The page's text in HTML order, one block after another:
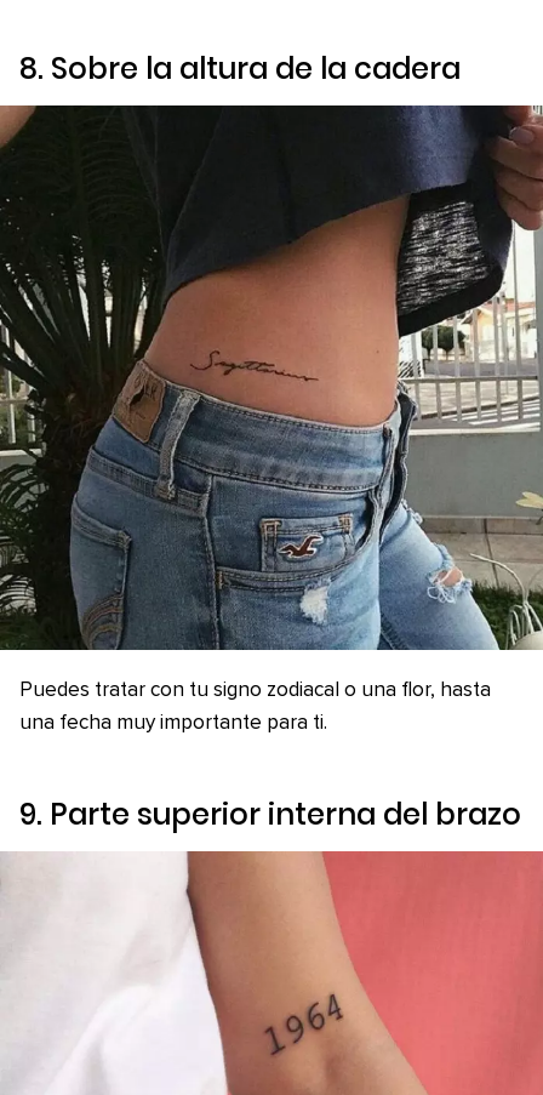
8. Sobre la altura de la cadera
Puedes tratar con tu signo zodiacal o una flor, hasta
una fecha muy importante para ti.
9. Parte superior interna del brazo